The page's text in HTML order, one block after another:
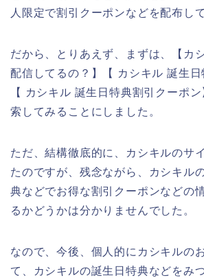
人限定で割引クーポンなどを配布し
だから、とりあえず、まずは、【カ
配信してるの？】【 カシキル 誕生日
【 カシキル 誕生日特典割引クーポ
索してみることにしました。
ただ、結構徹底的に、カシキルのサ
たのですが、残念ながら、カシキル
典などでお得な割引クーポンなどの
るかどうかは分かりませんでした。
なので、今後、個人的にカシキルの
て、カシキルの誕生日特典などをみ